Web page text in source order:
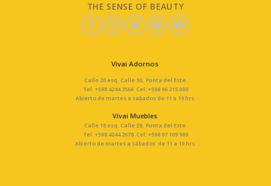
THE SENSE OF BEAUTY
Vivai Adornos
Calle 20 esq. Calle 30, Punta del Este.
Tel: +598 4244 3566 Cel: +598 96 215 000
Abierto de martes a sabados de 11 a 19 hrs.
Vivai Muebles
Calle 18 esq. Calle 29, Punta del Este.
Tel: +598 4244 2678 Cel: +598 97 109 900
Abierto de martes a sábados de 11 a 19 hrs.